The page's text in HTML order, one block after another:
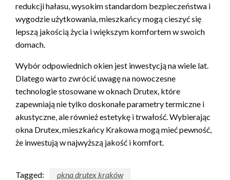
redukcji hałasu, wysokim standardom bezpieczeństwa i
wygodzie użytkowania, mieszkańcy mogą cieszyć się
lepszą jakością życia i większym komfortem w swoich
domach.
Wybór odpowiednich okien jest inwestycją na wiele lat.
Dlatego warto zwrócić uwagę na nowoczesne
technologie stosowane w oknach Drutex, które
zapewniają nie tylko doskonałe parametry termiczne i
akustyczne, ale również estetykę i trwałość. Wybierając
okna Drutex, mieszkańcy Krakowa mogą mieć pewność,
że inwestują w najwyższą jakość i komfort.
Tagged: okna drutex kraków